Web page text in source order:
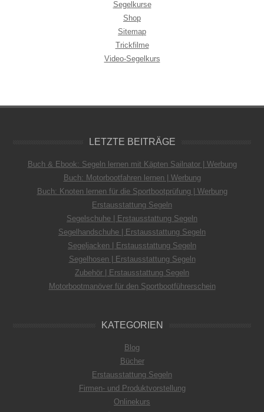
Segelkurse
Shop
Sitemap
Trickfilme
Video-Segelkurs
LETZTE BEITRÄGE
Buch & Ebook: Segeln lernen mit Käpten Sailnator | Werbung
Buch: Motorbootfahren lernen | Werbung
Buch: Knoten lernen für die Sportbootprüfung | Werbung
Erstausstattung Segeln
Segelschuhe | Erstausstattung Segeln
Segelhandschuhe | Erstausstattung Segeln
Segeljacken | Erstausstattung Segeln
Segelhosen | Erstausstattung Segeln
Zubehör | Erstausstattung Segeln
Motorbootmanöver für den Sportbootführerschein
KATEGORIEN
Blog
Bücher
Erstausstattung Segeln
Firmen- und Produktvorstellung
Onlinekurs